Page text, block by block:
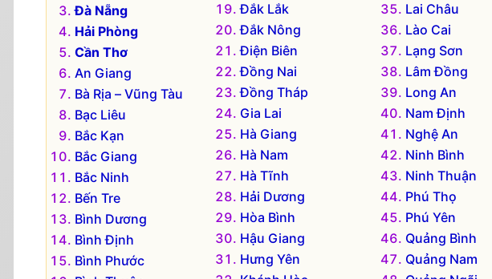
Đà Nẵng
Hải Phòng
Cần Thơ
An Giang
Bà Rịa – Vũng Tàu
Bạc Liêu
Bắc Kạn
Bắc Giang
Bắc Ninh
Bến Tre
Bình Dương
Bình Định
Bình Phước
Đắk Lắk
Đắk Nông
Điện Biên
Đồng Nai
Đồng Tháp
Gia Lai
Hà Giang
Hà Nam
Hà Tĩnh
Hải Dương
Hòa Bình
Hậu Giang
Hưng Yên
Lai Châu
Lào Cai
Lạng Sơn
Lâm Đồng
Long An
Nam Định
Nghệ An
Ninh Bình
Ninh Thuận
Phú Thọ
Phú Yên
Quảng Bình
Quảng Nam